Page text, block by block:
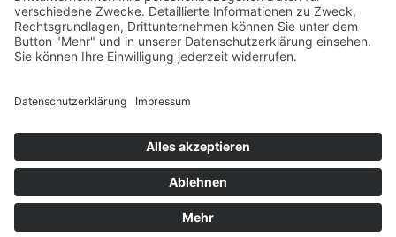
Diese Seite ist nicht Teil der Facebook-Website oder der Firma Facebook Inc.
Darüber hinaus wird diese Website NICHT von Facebook in irgendeiner Weise
unterstützt. FACEBOOK ist eine Marke von FACEBOOK, Inc.
© Neumann Consulting GmbH | 2025 | Um deine
Cookie-Einstellungen anzupassen, klicke auf den